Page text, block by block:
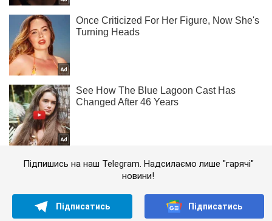
Підпишись на наш Telegram. Надсилаємо лише "гарячі"
новини!
Підписатись Підписатись